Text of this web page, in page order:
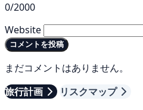
0/2000
Website
コメントを投稿
まだコメントはありません。
旅行計画
リスクマップ